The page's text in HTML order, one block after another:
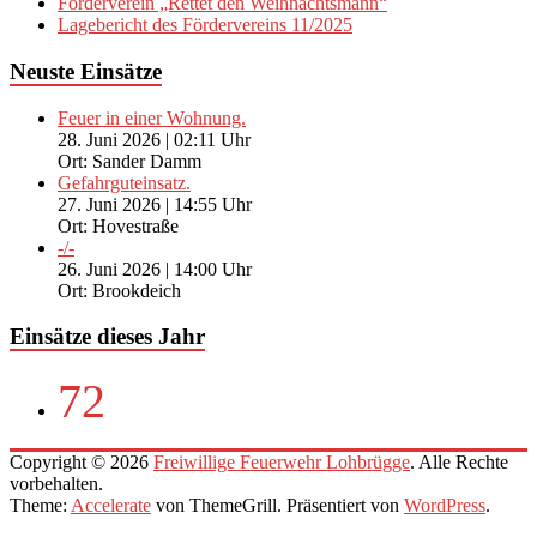
Lagebericht des Fördervereins 11/2025
Neuste Einsätze
Feuer in einer Wohnung.
28. Juni 2026 | 02:11 Uhr
Ort: Sander Damm
Gefahrguteinsatz.
27. Juni 2026 | 14:55 Uhr
Ort: Hovestraße
-/-
26. Juni 2026 | 14:00 Uhr
Ort: Brookdeich
Einsätze dieses Jahr
72
Copyright © 2026 Freiwillige Feuerwehr Lohbrügge. Alle Rechte
vorbehalten.
Theme: Accelerate von ThemeGrill. Präsentiert von WordPress.